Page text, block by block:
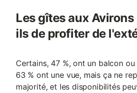
Les gîtes aux
ils de profiter de
Certains, 47 %, ont un balcon
63 % ont une vue, mais ça ne
majorité, et les disponibilités